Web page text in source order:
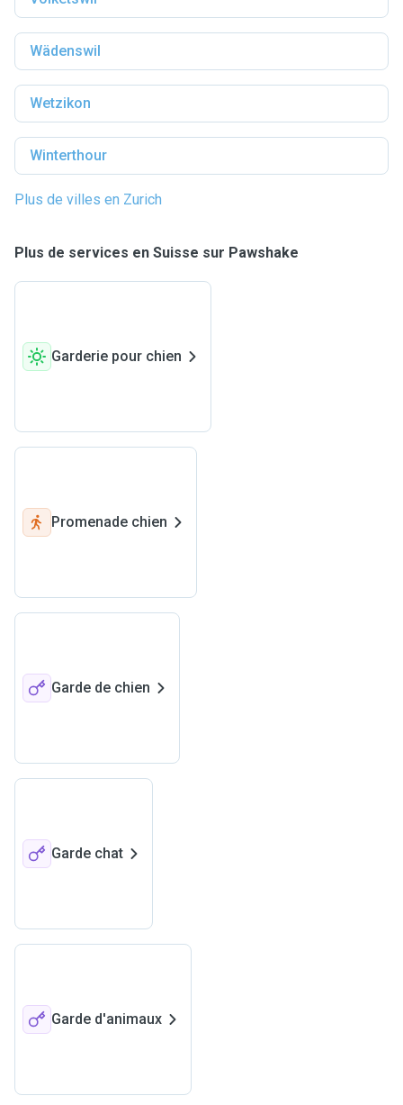
Wädenswil
Wetzikon
Winterthour
Plus de villes en Zurich
Plus de services en Suisse sur Pawshake
Garderie pour chien
Promenade chien
Garde de chien
Garde chat
Garde d'animaux